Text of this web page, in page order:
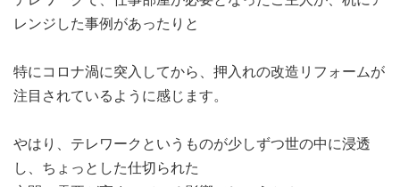
レンジした事例があったりと
特にコロナ渦に突入してから、押入れの改造リフォームが
注目されているように感じます。
やはり、テレワークというものが少しずつ世の中に浸透
し、ちょっとした仕切られた